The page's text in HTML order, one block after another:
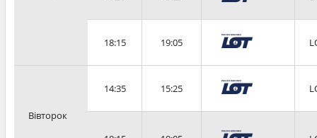
18:15 19:05
Вівторок
14:35 15:25